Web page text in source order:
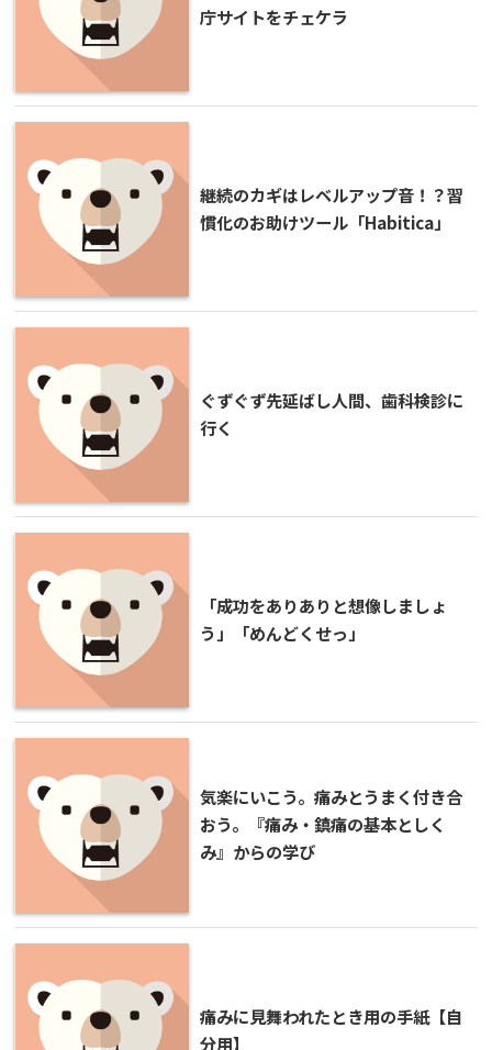
庁サイトをチェケラ
継続のカギはレベルアップ音！？習
慣化のお助けツール「Habitica」
ぐずぐず先延ばし人間、歯科検診に
行く
「成功をありありと想像しましょ
う」「めんどくせっ」
気楽にいこう。痛みとうまく付き合
おう。『痛み・鎮痛の基本としく
み』からの学び
痛みに見舞われたとき用の手紙【自
分用】